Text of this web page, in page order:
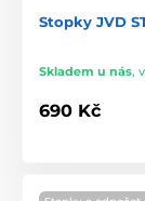
Stopky JVD
Skladem u nás,
690 Kč